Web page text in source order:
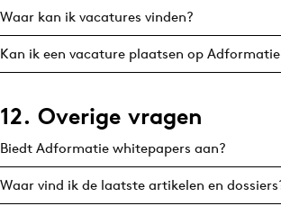
Waar kan ik vacatures vinden?
Kan ik een vacature plaatsen op
12. Overige vragen
Biedt Adformatie whitepapers aan?
Waar vind ik de laatste artikelen en